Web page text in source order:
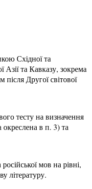
Східної та
Азії та Кавказу, зокрема
після Другої світової
тесту на визначення
окреслена в п. 3) та
мов на рівні,
літературу.